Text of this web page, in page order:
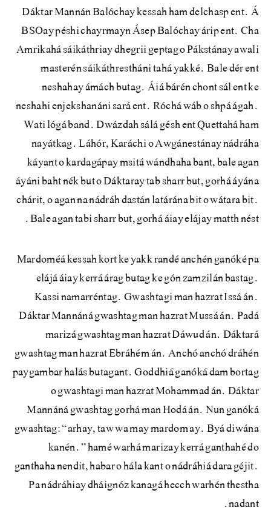
Dáktar Mannán Balóchay kessah ham delchasp ent. Á
BSOay péshi chayrmayn Ásep Balóchay árip ent. Cha
Amrikahá sáikáthriay dhegrii geptag o Pákstánay awali
masterén sáikáthrestháni tahá yakké. Bale dér ent
neshahay ámách butag. Áiá bárén chont sál ent ke
neshahi enjekshanáni sará ent. Róchá wáb o shpá ágah.
Wati lógá band. Dwázdah sálá gésh ent Quettahá ham
nayátkag. Láhór, Karáchi o Awgánestánay nádráha
káyant o kardagápay msitá wándhaha bant, bale agan
áyáni baht nék but o Dáktaray tab sharr but, gorhá áyána
chárit, o agan na nádráh dastán latárána bit o wátara bit.
Bale agan tabi sharr but, gorhá áiay elájay matth nést.
Mardoméá kessah kort ke yakk randé anchén ganóké pa
elájá áiay kerrá árag butag ke gón zamzilán bastag.
Kassi namarréntag. Gwashtagi man hazrat Issá án.
Dáktar Mannáná gwashtag man hazrat Mussá án. Padá
marizá gwashtag man hazrat Dáwud án. Dáktará
gwashtag man hazrat Ebráhém án. Anchó anchó dráhén
paygambar halás butagant. Goddhiá ganóká dam bortag
o gwashtagi man hazrat Mohammad án. Dáktar
Mannáná gwashtag gorhá man Hodá án. Nun ganóká
gwashtag: “arhay, taw wa may mardom ay. Byá diwána
kanén.” hamé warhá marizay kerrá ganthahé do
ganthaha nendit, habar o hála kant o nádráhiá dara géjit.
Pa nádráhiay dháignóz kanagá hecch warhén thestha
nadant.